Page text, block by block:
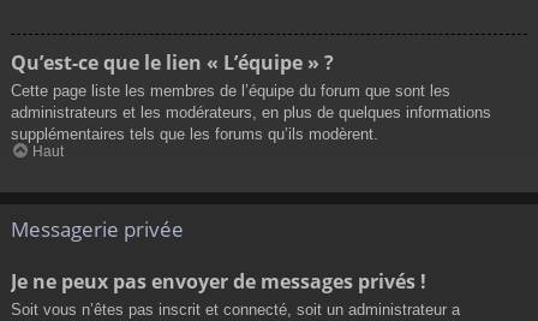
Qu’est-ce que le lien « L’équipe » ?
Cette page liste les membres de l’équipe du forum que sont les
administrateurs et les modérateurs, en plus de quelques informations
supplémentaires tels que les forums qu’ils modèrent.
Haut
Messagerie privée
Je ne peux pas envoyer de messages privés !
Soit vous n’êtes pas inscrit et connecté, soit un administrateur a